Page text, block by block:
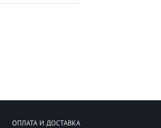
ОПЛАТА И ДОСТАВКА